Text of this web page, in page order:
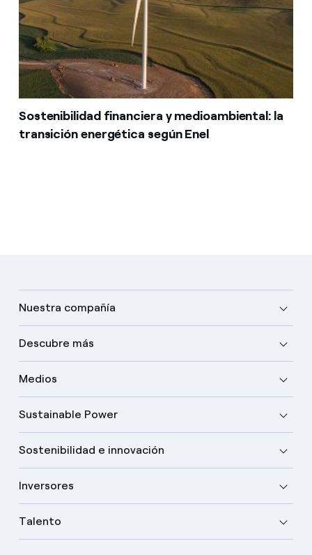
Sostenibilidad financiera y medioambiental: la
transición energética según Enel
Nuestra compañía
Descubre más
Medios
Sustainable Power
Sostenibilidad e innovación
Inversores
Talento